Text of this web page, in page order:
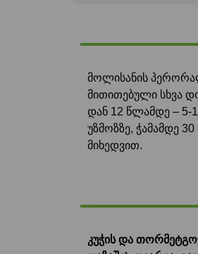
მოლისანის
მითითებული სხვა
დან 12 წლამდე – 5-
უზმოზზე, ჭამამდე
მიხედვით.
კუჭის და